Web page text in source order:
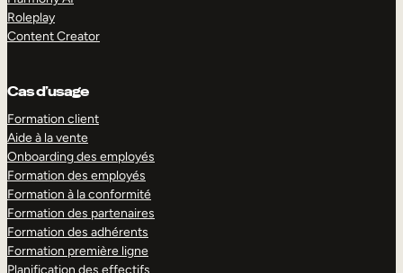
Roleplay
Content Creator
Cas d’usage
Formation client
Aide à la vente
Onboarding des employés
Formation des employés
Formation à la conformité
Formation des partenaires
Formation des adhérents
Formation première ligne
Planification des effectifs